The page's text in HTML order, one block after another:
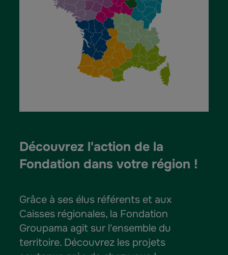
Découvrez l'action de la
Fondation dans votre région !
Grâce à ses élus référents et aux
Caisses régionales, la Fondation
Groupama agit sur l'ensemble du
territoire. Découvrez les projets